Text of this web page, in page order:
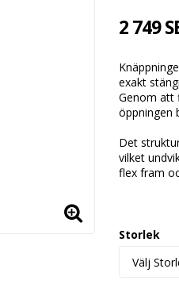
2 749
exakt
Genom att
öppningen
Det
vilket
flex fram
Storlek